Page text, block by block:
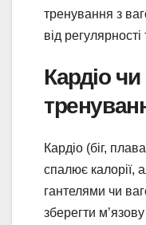
тренування з
від
Кардіо
Кардіо (біг,
спалює калорії,
гантелями чи
зберегти